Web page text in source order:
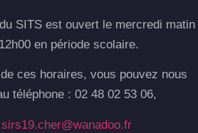
SITS est ouvert le mercredi matin
en période scolaire.
ces horaires, vous pouvez nous
téléphone : 02 48 02 53 06,
sirs19.cher@wanadoo.fr